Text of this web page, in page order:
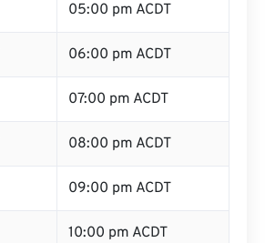
05:00 pm ACDT
06:00 pm ACDT
07:00 pm ACDT
08:00 pm ACDT
09:00 pm ACDT
10:00 pm ACDT